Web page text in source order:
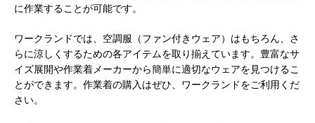
に作業することが可能です。
ワークランドでは、空調服（ファン付きウェア）はもちろん、さ
らに涼しくするための各アイテムを取り揃えています。豊富なサ
イズ展開や作業着メーカーから簡単に適切なウェアを見つけるこ
とができます。作業着の購入はぜひ、ワークランドをご利用くだ
さい。